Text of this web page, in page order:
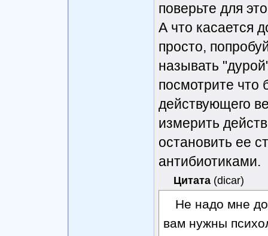
поверьте для
А что касается
просто,
называть
посмотрите что
действующего
измерить
остановить ее
антибиотиками.
Цитата (dicar)
Не надо мне
вам нужны